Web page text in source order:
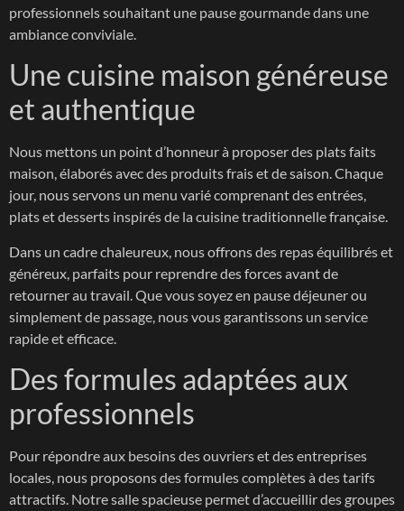
professionnels souhaitant une pause gourmande dans une
ambiance conviviale.
Une cuisine maison généreuse
et authentique
Nous mettons un point d’honneur à proposer des plats faits
maison, élaborés avec des produits frais et de saison. Chaque
jour, nous servons un menu varié comprenant des entrées,
plats et desserts inspirés de la cuisine traditionnelle française.
Dans un cadre chaleureux, nous offrons des repas équilibrés et
généreux, parfaits pour reprendre des forces avant de
retourner au travail. Que vous soyez en pause déjeuner ou
simplement de passage, nous vous garantissons un service
rapide et efficace.
Des formules adaptées aux
professionnels
Pour répondre aux besoins des ouvriers et des entreprises
locales, nous proposons des formules complètes à des tarifs
attractifs. Notre salle spacieuse permet d’accueillir des groupes